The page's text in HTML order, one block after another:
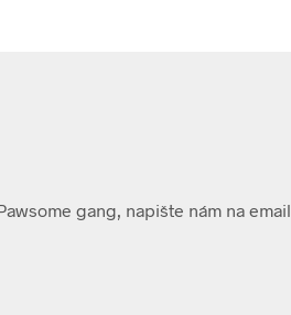
gang, napište nám na email